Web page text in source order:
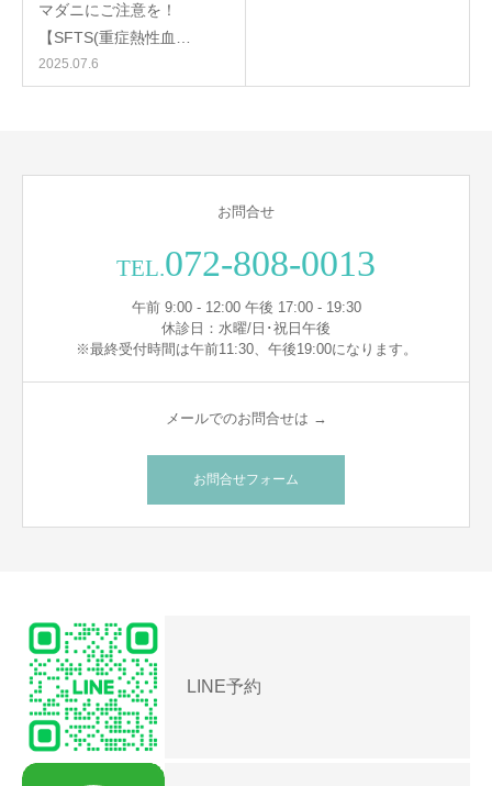
マダニにご注意を！
【SFTS(重症熱性血…
2025.07.6
お問合せ
TEL.072-808-0013
午前 9:00 - 12:00 午後 17:00 - 19:30
休診日：水曜/日･祝日午後
※最終受付時間は午前11:30、午後19:00になります。
メールでのお問合せは →
お問合せフォーム
LINE予約